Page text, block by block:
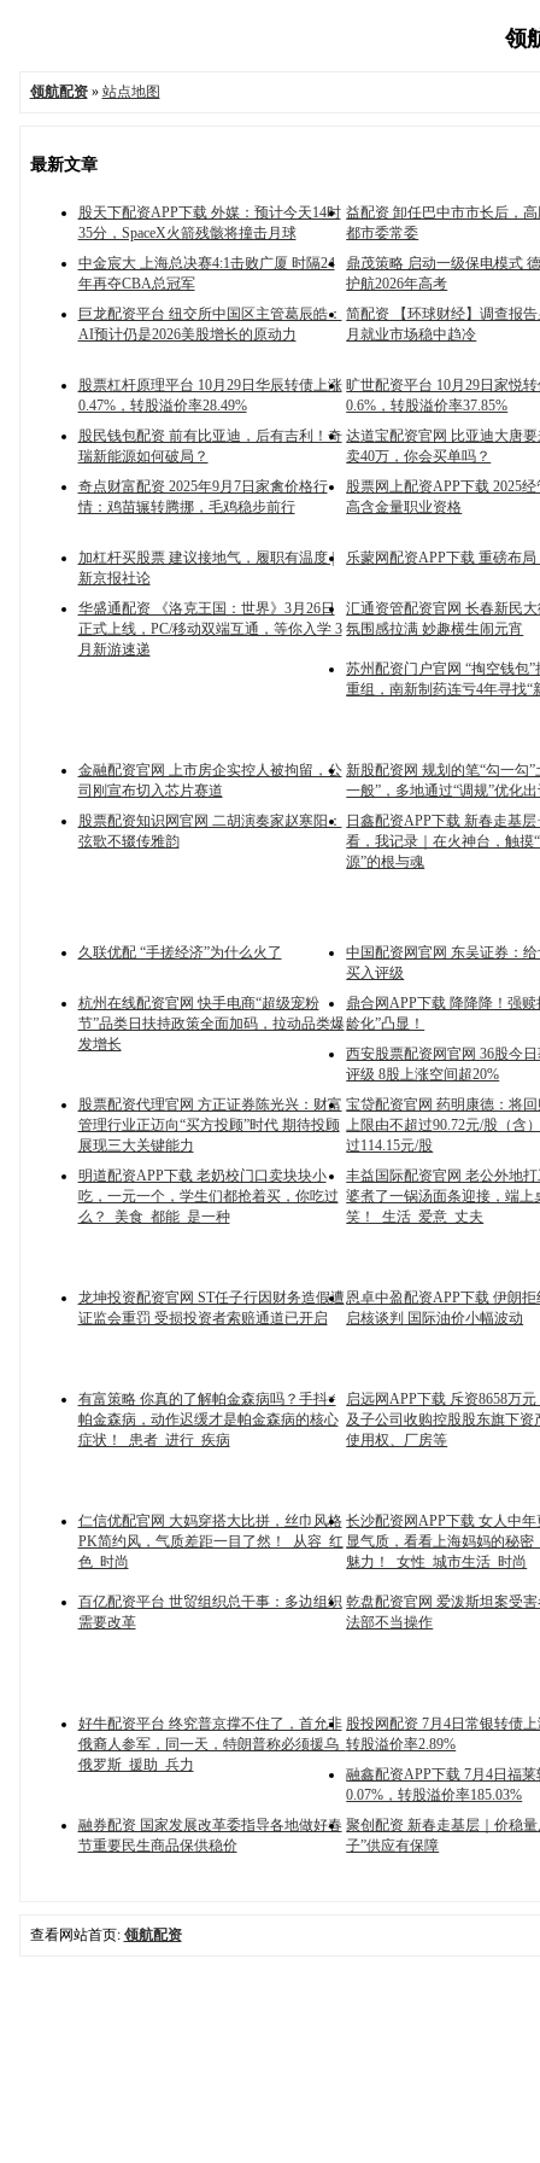
领
领航配资» 站点地图
最新文章
股天下配资APP下载 外媒：预计今天14时
35分，SpaceX火箭残骸将撞击月球
益配资 卸任巴中市市长后，
都市委常委
中金宸大 上海总决赛4:1击败广厦 时隔24
年再夺CBA总冠军
鼎茂策略 启动一级保电模式
护航2026年高考
巨龙配资平台 纽交所中国区主管葛辰皓：
AI预计仍是2026美股增长的原动力
简配资 【环球财经】调查报
月就业市场稳中趋冷
股票杠杆原理平台 10月29日华辰转债上涨
0.47%，转股溢价率28.49%
旷世配资平台 10月29日家悦
0.6%，转股溢价率37.85%
股民钱包配资 前有比亚迪，后有吉利！奇
瑞新能源如何破局？
达道宝配资官网 比亚迪大唐
卖40万，你会买单吗？
奇点财富配资 2025年9月7日家禽价格行
情：鸡苗辗转腾挪，毛鸡稳步前行
股票网上配资APP下载 2025
高含金量职业资格
加杠杆买股票 建议接地气，履职有温度 |
新京报社论
乐蒙网配资APP下载 重磅布
华盛通配资 《洛克王国：世界》3月26日
正式上线，PC/移动双端互通，等你入学 3
月新游速递
汇通资管配资官网 长春新民
氛围感拉满 妙趣横生闹元宵
苏州配资门户官网 “掏空钱包
重组，南新制药连亏4年寻找“
金融配资官网 上市房企实控人被拘留，公
司刚宣布切入芯片赛道
新股配资网 规划的笔“勾一勾”
一般”，多地通过“调规”优化
股票配资知识网官网 二胡演奏家赵寒阳：
弦歌不辍传雅韵
日鑫配资APP下载 新春走基层
看，我记录｜在火神台，触摸
源”的根与魂
久联优配 “手搓经济”为什么火了
中国配资网官网 东吴证券：
买入评级
杭州在线配资官网 快手电商“超级宠粉
节”品类日扶持政策全面加码，拉动品类爆
发增长
鼎合网APP下载 降降降！强赎
龄化”凸显！
西安股票配资网官网 36股今
评级 8股上涨空间超20%
股票配资代理官网 方正证券陈光兴：财富
管理行业正迈向“买方投顾”时代 期待投顾
展现三大关键能力
宝贷配资官网 药明康德：将
上限由不超过90.72元/股（含
过114.15元/股
明道配资APP下载 老奶校门口卖块块小
吃，一元一个，学生们都抢着买，你吃过
么？_美食_都能_是一种
丰益国际配资官网 老公外地
婆煮了一锅汤面条迎接，端上
笑！_生活_爱意_丈夫
龙坤投资配资官网 ST任子行因财务造假遭
证监会重罚 受损投资者索赔通道已开启
恩卓中盈配资APP下载 伊朗
启核谈判 国际油价小幅波动
有富策略 你真的了解帕金森病吗？手抖≠
帕金森病，动作迟缓才是帕金森病的核心
症状！_患者_进行_疾病
启远网APP下载 斥资8658万
及子公司收购控股股东旗下资
使用权、厂房等
仁信优配官网 大妈穿搭大比拼，丝巾风格
PK简约风，气质差距一目了然！_从容_红
色_时尚
长沙配资网APP下载 女人中年
显气质，看看上海妈妈的秘密
魅力！_女性_城市生活_时尚
百亿配资平台 世贸组织总干事：多边组织
需要改革
乾盘配资官网 爱泼斯坦案受
法部不当操作
好牛配资平台 终究普京撑不住了，首允非
俄裔人参军，同一天，特朗普称必须援乌_
俄罗斯_援助_兵力
股投网配资 7月4日常银转债上
转股溢价率2.89%
融鑫配资APP下载 7月4日福
0.07%，转股溢价率185.03%
融券配资 国家发展改革委指导各地做好春
节重要民生商品保供稳价
聚创配资 新春走基层｜价稳
子”供应有保障
查看网站首页: 领航配资